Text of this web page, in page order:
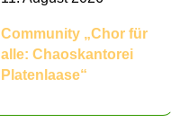
Community „Chor für
alle: Chaoskantorei
Platenlaase“